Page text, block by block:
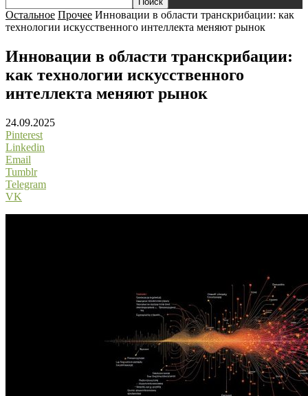
Остальное Прочее Инновации в области транскрибации: как
технологии искусственного интеллекта меняют рынок
Инновации в области транскрибации:
как технологии искусственного
интеллекта меняют рынок
24.09.2025
Pinterest
Linkedin
Email
Tumblr
Telegram
VK